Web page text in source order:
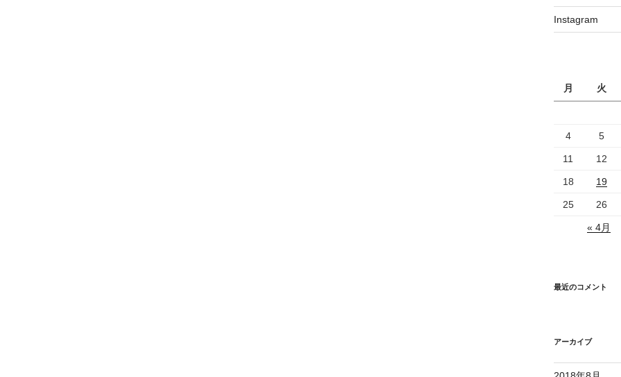
Instagram
月 火
4 5
11 12
18 19
25 26
« 4月
最近のコメント
アーカイブ